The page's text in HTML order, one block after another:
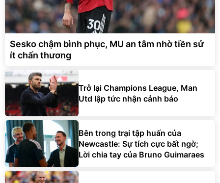
Sesko chậm bình phục, MU an tâm nhờ tiền sử
ít chấn thương
Trở lại Champions League, Man
Utd lập tức nhận cảnh báo
Bên trong trại tập huấn của
Newcastle: Sự tích cực bất ngờ;
Lời chia tay của Bruno Guimaraes